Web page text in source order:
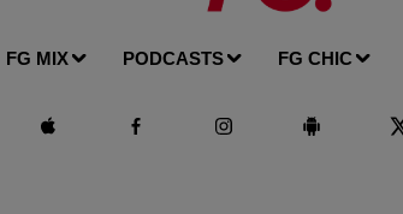
FG MIX PODCASTS FG CHIC